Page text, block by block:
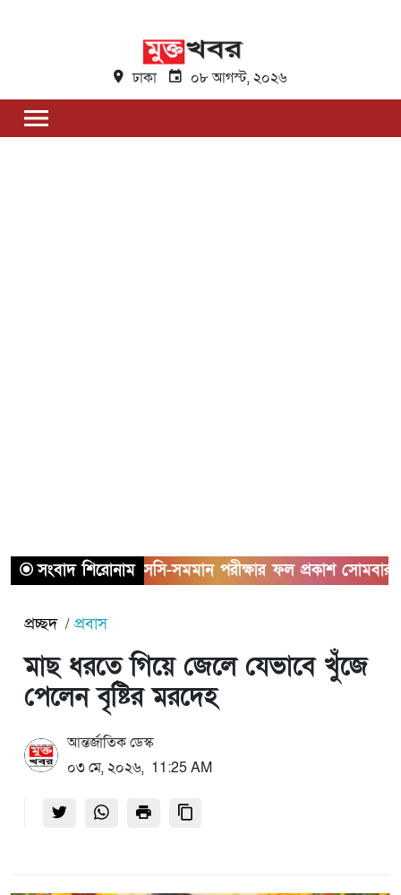
ঢাকা ০৮ আগস্ট, ২০২৬
সংবাদ শিরোনাম
এসএসসি-সমমান পরীক্ষার ফল প্রকাশ সোমবার,
প্রচ্ছদ প্রবাস
মাছ ধরতে গিয়ে জেলে যেভাবে খুঁজে
পেলেন বৃষ্টির মরদেহ
আন্তর্জাতিক ডেস্ক
০৩ মে, ২০২৬, 11:25 AM